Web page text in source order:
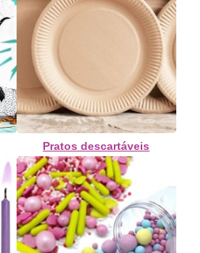
Pratos descartáveis